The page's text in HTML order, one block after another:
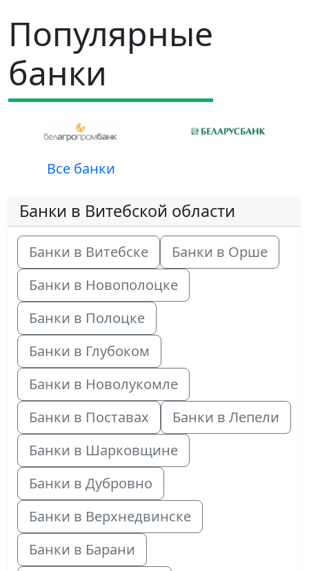
Популярные
банки
Все банки
Банки в Витебской области
Банки в Витебске
Банки в Орше
Банки в Новополоцке
Банки в Полоцке
Банки в Глубоком
Банки в Новолукомле
Банки в Поставах
Банки в Лепели
Банки в Шарковщине
Банки в Дубровно
Банки в Верхнедвинске
Банки в Барани